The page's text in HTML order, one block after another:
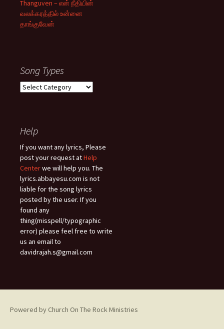
Thanguven – என் நீதியின்
வலக்கரத்தில் உன்னை
தாங்குவேன்
Song Types
Song
Help
If you want any lyrics, Please
post your request atHelp
Centerwe will help you. The
lyrics.abbayesu.com is not
liable for the song lyrics
posted by the user. If you
found any
thing(misspell/typographic
error) please feel free to write
us an email to
davidrajah.s@gmail.com
Powered by Church On The Rock Ministries